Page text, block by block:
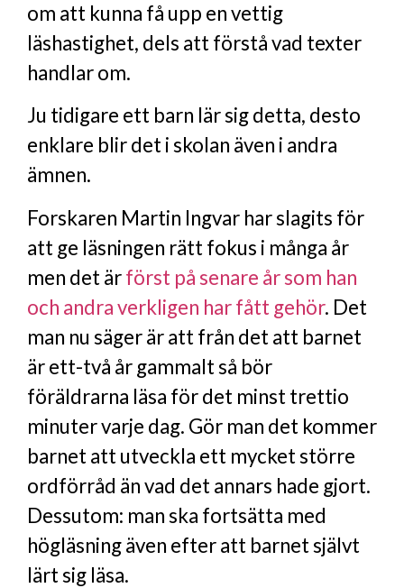
om att kunna få upp en vettig
läshastighet, dels att förstå vad texter
handlar om.
Ju tidigare ett barn lär sig detta, desto
enklare blir det i skolan även i andra
ämnen.
Forskaren Martin Ingvar har slagits för
att ge läsningen rätt fokus i många år
men det ärförst på senare år som han
och andra verkligen har fått gehör. Det
man nu säger är att från det att barnet
är ett-två år gammalt så bör
föräldrarna läsa för det minst trettio
minuter varje dag. Gör man det kommer
barnet att utveckla ett mycket större
ordförråd än vad det annars hade gjort.
Dessutom: man ska fortsätta med
högläsning även efter att barnet självt
lärt sig läsa.